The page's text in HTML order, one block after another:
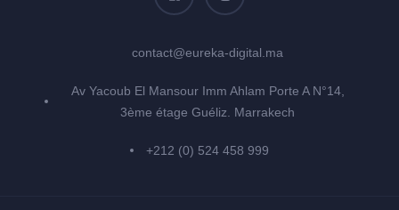
contact@eureka-digital.ma
Av Yacoub El Mansour Imm Ahlam Porte A N°14,
3ème étage Guéliz. Marrakech
+212 (0) 524 458 999